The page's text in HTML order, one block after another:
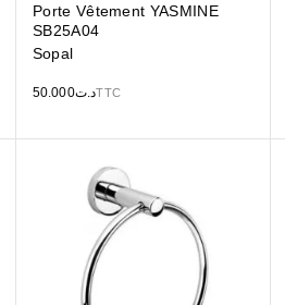
Porte Vêtement YASMINE
SB25A04
Sopal
د.ت50.000 TTC